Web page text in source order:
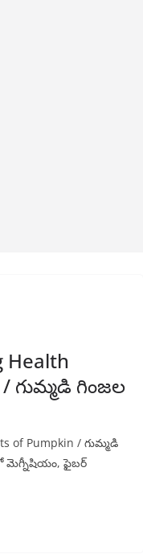
Health
గుమ్మడి గింజల
of Pumpkin / గుమ్మడి
మెగ్నీషియం, ఫైబర్